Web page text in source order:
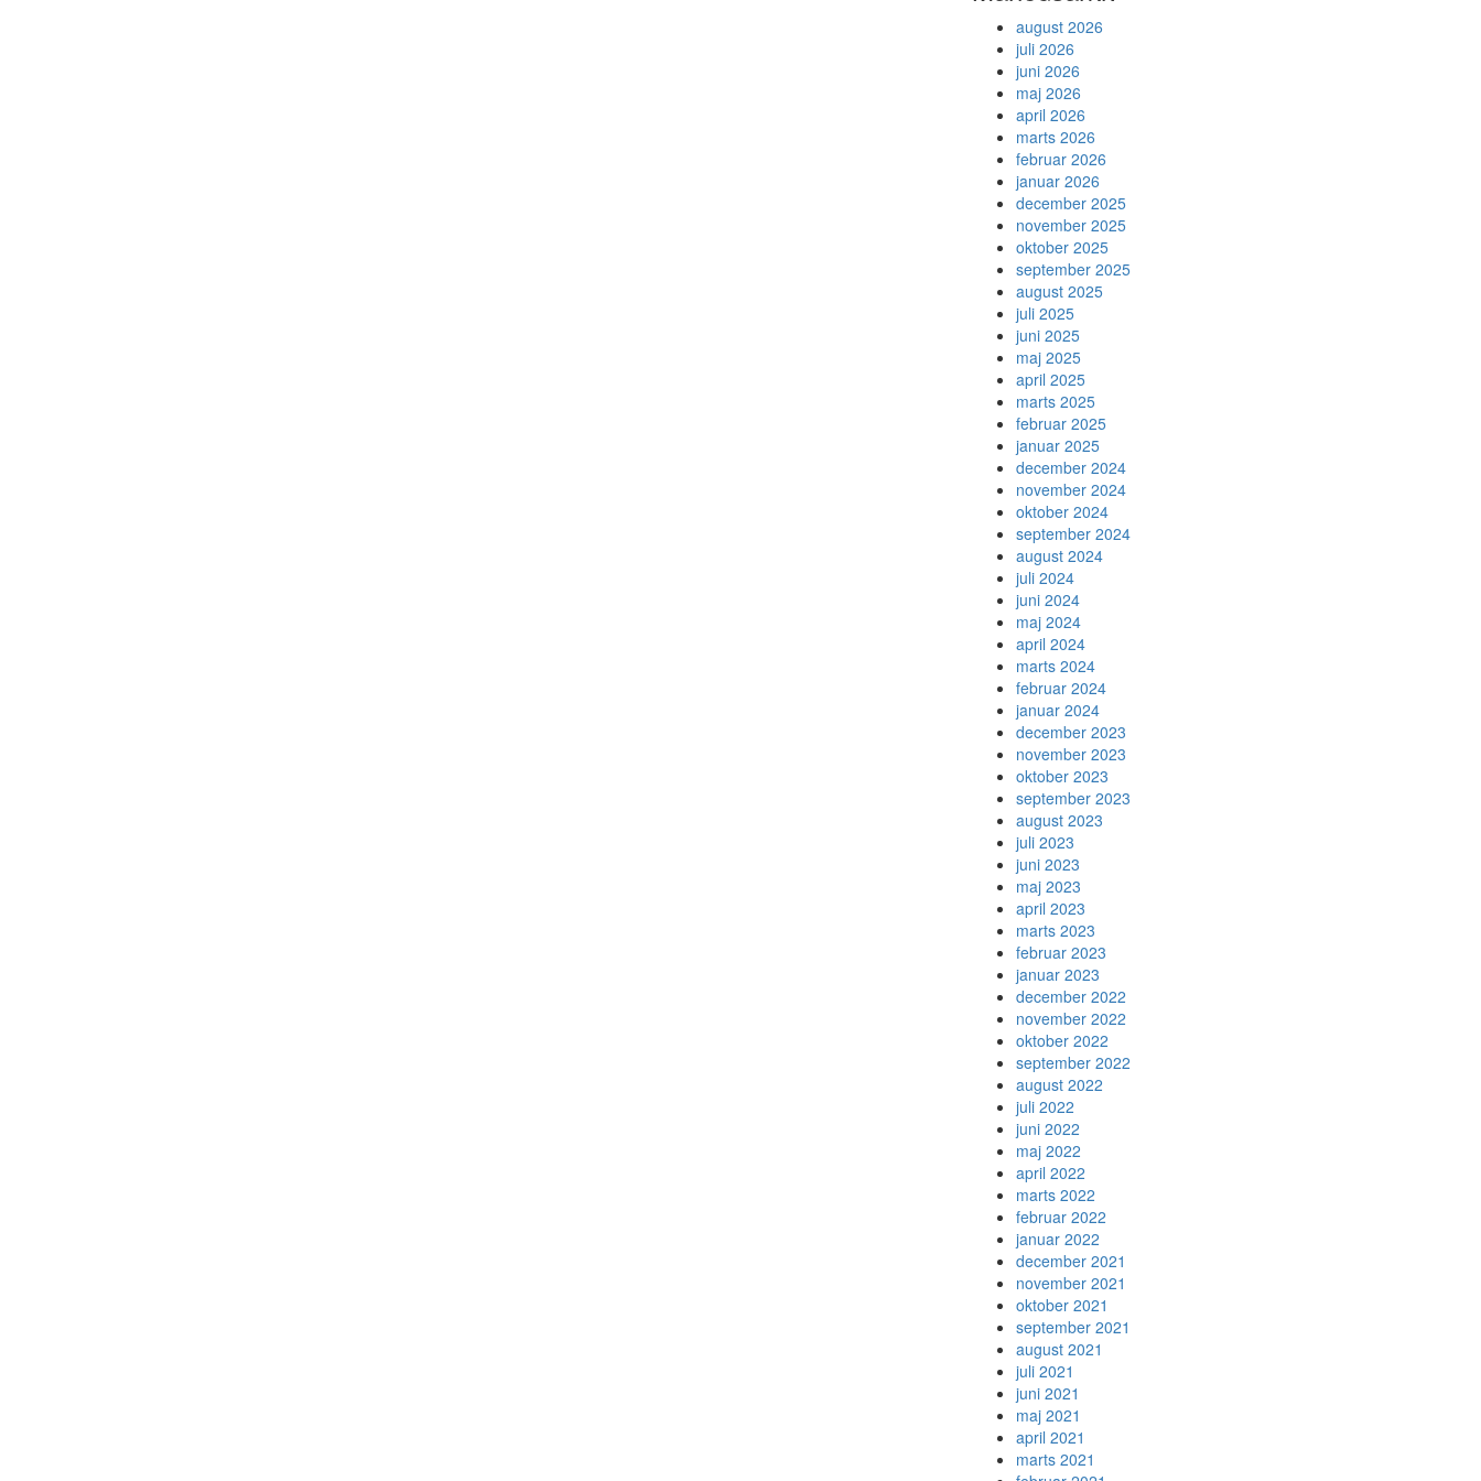
august 2026
juli 2026
juni 2026
maj 2026
april 2026
marts 2026
februar 2026
januar 2026
december 2025
november 2025
oktober 2025
september 2025
august 2025
juli 2025
juni 2025
maj 2025
april 2025
marts 2025
februar 2025
januar 2025
december 2024
november 2024
oktober 2024
september 2024
august 2024
juli 2024
juni 2024
maj 2024
april 2024
marts 2024
februar 2024
januar 2024
december 2023
november 2023
oktober 2023
september 2023
august 2023
juli 2023
juni 2023
maj 2023
april 2023
marts 2023
februar 2023
januar 2023
december 2022
november 2022
oktober 2022
september 2022
august 2022
juli 2022
juni 2022
maj 2022
april 2022
marts 2022
februar 2022
januar 2022
december 2021
november 2021
oktober 2021
september 2021
august 2021
juli 2021
juni 2021
maj 2021
april 2021
marts 2021